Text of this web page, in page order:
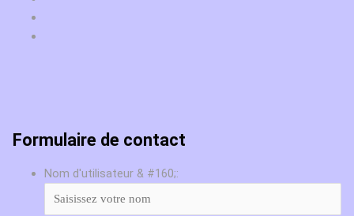
Formulaire de contact
Nom d'utilisateur & #160;: